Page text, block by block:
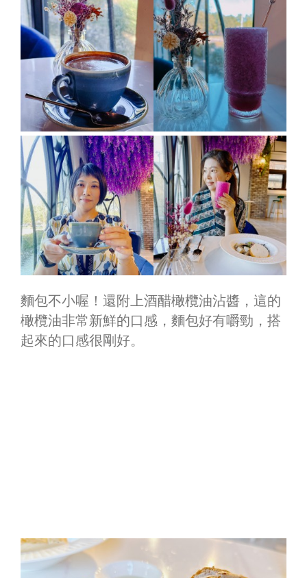
麵包不小喔！還附上酒醋橄欖油沾醬，這的
橄欖油非常新鮮的口感，麵包好有嚼勁，搭
起來的口感很剛好。